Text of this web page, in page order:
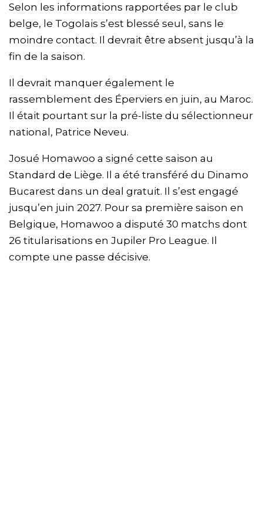
Selon les informations rapportées par le club
belge, le Togolais s’est blessé seul, sans le
moindre contact. Il devrait être absent jusqu’à la
fin de la saison.
Il devrait manquer également le
rassemblement des Éperviers en juin, au Maroc.
Il était pourtant sur la pré-liste du sélectionneur
national, Patrice Neveu.
Josué Homawoo a signé cette saison au
Standard de Liège. Il a été transféré du Dinamo
Bucarest dans un deal gratuit. Il s’est engagé
jusqu’en juin 2027. Pour sa première saison en
Belgique, Homawoo a disputé 30 matchs dont
26 titularisations en Jupiler Pro League. Il
compte une passe décisive.